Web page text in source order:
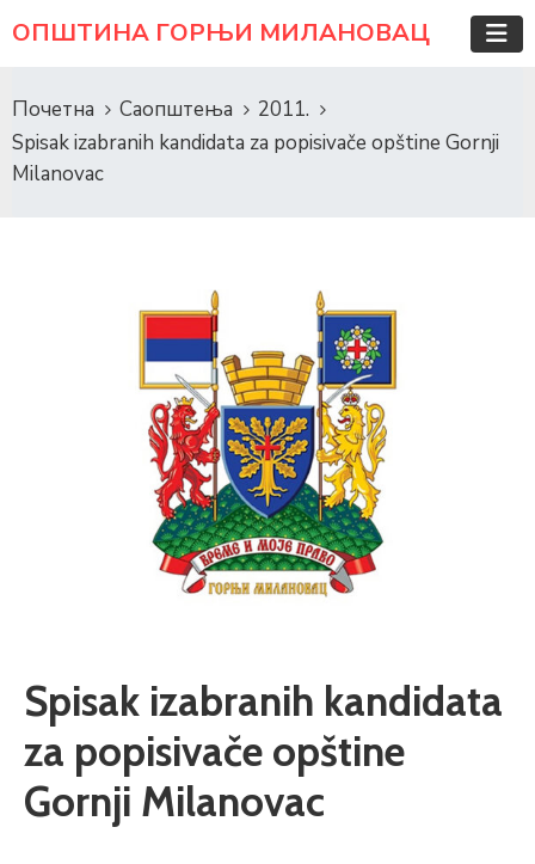
ОПШТИНА ГОРЊИ МИЛАНОВАЦ
Почетна Саопштења
2011.
Spisak izabranih kandidata za popisivače opštine Gornji
Milanovac
Spisak izabranih kandidata
za popisivače opštine
Gornji Milanovac